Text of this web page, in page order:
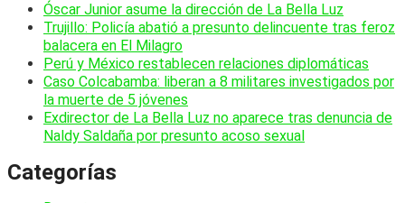
Óscar Junior asume la dirección de La Bella Luz
Trujillo: Policía abatió a presunto delincuente tras feroz
balacera en El Milagro
Perú y México restablecen relaciones diplomáticas
Caso Colcabamba: liberan a 8 militares investigados por
la muerte de 5 jóvenes
Exdirector de La Bella Luz no aparece tras denuncia de
Naldy Saldaña por presunto acoso sexual
Categorías